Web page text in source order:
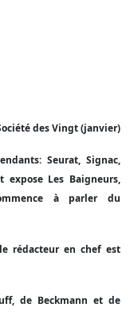
des Vingt (janvier)
Seurat, Signac,
expose Les Baigneurs,
à parler du
rédacteur en chef est
de Beckmann et de